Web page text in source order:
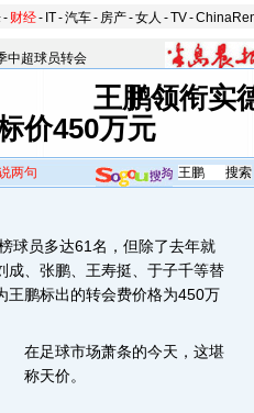
- 财经- IT-汽车- 房产-女人 -TV-
中超球员转会
王鹏领衔实
价450万元
两句
员多达61名，但除了去年就
成、张鹏、王寿挺、于子千等替
王鹏标出的转会费价格为450万
在足球市场萧条的今天，这堪
称天价。